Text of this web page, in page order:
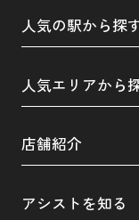
人気の駅から探
人気エリアから
店舗紹介
アシストを知る